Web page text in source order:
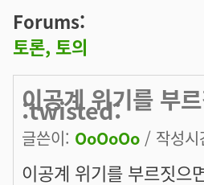
Forums:
토론, 토의
이공계 위기를 부
:twisted:
글쓴이: OoOoOo / 작성
이공계 위기를 부르짓으